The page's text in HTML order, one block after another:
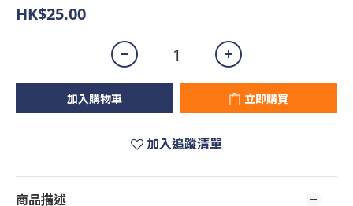
HK$25.00
加入購物車 立即購買
加入追蹤清單
商品描述